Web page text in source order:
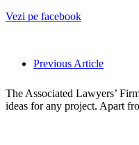
Vezi pe facebook
Previous Article
The Associated Lawyers’
ideas for any project. Apart